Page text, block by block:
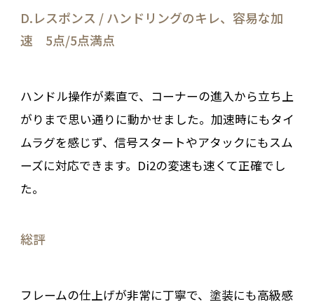
D.レスポンス / ハンドリングのキレ、容易な加
速 5点/5点満点
ハンドル操作が素直で、コーナーの進入から立ち上
がりまで思い通りに動かせました。加速時にもタイ
ムラグを感じず、信号スタートやアタックにもスム
ーズに対応できます。Di2の変速も速くて正確でし
た。
総評
フレームの仕上げが非常に丁寧で、塗装にも高級感